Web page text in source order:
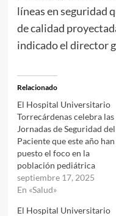
líneas en seguridad
de calidad
indicado el director
Relacionado
El Hospital Universitario
Torrecárdenas celebra las
Jornadas de Seguridad del
Paciente que este año han
puesto el foco en la
población pediátrica
septiembre 17, 2025
En «Salud»
El Hospital Universitario